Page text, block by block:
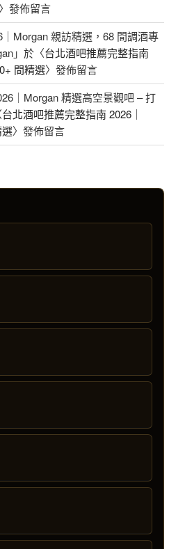
〉發佈留言
Morgan 親訪精選，68 間調酒專
」於〈台北酒吧推薦完整指南
間精選〉發佈留言
｜Morgan 精選高空景觀吧 – 打
台北酒吧推薦完整指南 2026｜
〉發佈留言